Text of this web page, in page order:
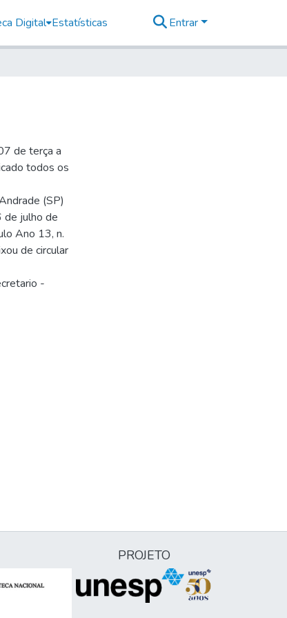
Digital Estatísticas Entrar
de terça a
todos os
(SP)
de julho de
Ano 13, n.
de circular
-
PROJETO